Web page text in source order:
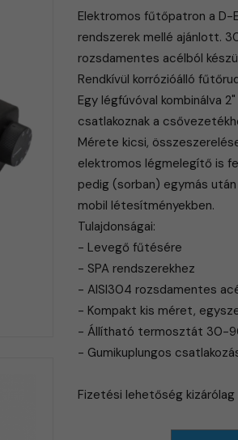
Elektromos fűtőpatron a D-
rendszerek mellé ajánlott.
rozsdamentes acélból
Rendkívül korrózióálló
Egy légfúvóval kombinálva
csatlakoznak a
​Mérete kicsi,
elektromos légmelegítő is
pedig (sorban) egymás
mobil létesítményekben.
Tulajdonságai:
- Levegő fűtésére
- SPA rendszerekhez
- AISI304 rozsdamentes
- Kompakt kis méret,
- Állítható termosztát 30-
- Gumikuplungos
​Fizetési lehetőség